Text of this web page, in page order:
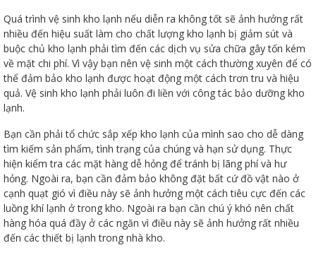
Quá trình vệ sinh kho lạnh nếu diễn ra không tốt sẽ ảnh hưởng rất
nhiều đến hiệu suất làm cho chất lượng kho lạnh bị giảm sút và
buộc chủ kho lạnh phải tìm đến các dịch vụ sửa chữa gây tốn kém
về mặt chi phí. Vì vậy bạn nên vệ sinh một cách thường xuyên để có
thể đảm bảo kho lạnh được hoạt động một cách trơn tru và hiệu
quả. Vệ sinh kho lạnh phải luôn đi liền với công tác bảo dưỡng kho
lạnh.
Bạn cần phải tổ chức sắp xếp kho lạnh của mình sao cho dễ dàng
tìm kiếm sản phẩm, tình trạng của chúng và hạn sử dụng. Thực
hiện kiểm tra các mặt hàng dễ hỏng để tránh bị lãng phí và hư
hỏng. Ngoài ra, bạn cần đảm bảo không đặt bất cứ đồ vật nào ở
cạnh quạt gió vì điều này sẽ ảnh hưởng một cách tiêu cực đến các
luồng khí lạnh ở trong kho. Ngoài ra bạn cần chú ý khó nên chất
hàng hóa quá đầy ở các ngăn vì điều này sẽ ảnh hưởng rất nhiều
đến các thiết bị lạnh trong nhà kho.